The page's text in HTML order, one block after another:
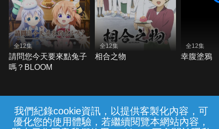
我們紀錄cookie資訊，以提供客製化內容，可
優化您的使用體驗，若繼續閱覽本網站內容，
全12集
請問您今天要來點兔子
嗎？BLOOM
全12集
相合之物
全12集
幸腹塗鴉
常見問題 線上客服 服務條款 隱私權保護
{{notifyMsg}}